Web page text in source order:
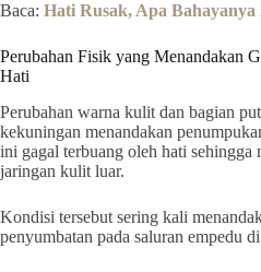
Baca: Hati Rusak, Apa Bahayanya
Perubahan Fisik yang Menandakan
Hati
Perubahan warna kulit dan bagian
kekuningan menandakan
ini gagal terbuang oleh hati sehingga
jaringan kulit luar.
Kondisi tersebut sering kali
penyumbatan pada saluran empedu